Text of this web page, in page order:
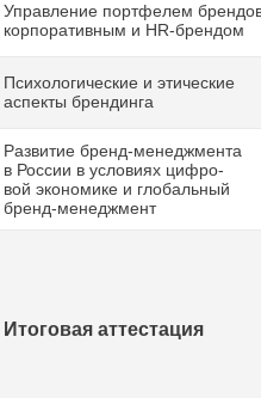
Управление портфелем
корпоративным и HR-брендом
Психологические и этические
аспекты брендинга
Развитие бренд-менеджмента
в России в условиях цифро-
вой экономике и глобальный
бренд-менеджмент
Итоговая аттестация